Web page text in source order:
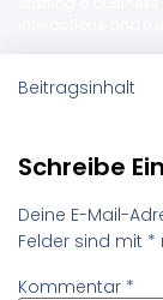
Beitragsinhalt
Schreibe
Deine E-Mail-
Felder sind mit *
Kommentar *